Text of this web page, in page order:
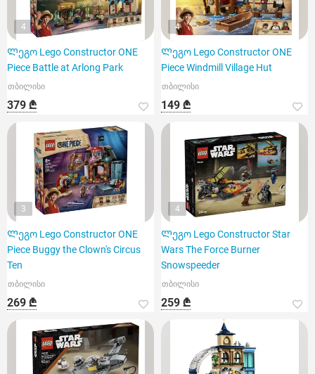
4
Ლეგო Lego Constructor ONE
Piece Battle at Arlong Park
თბილისი
379 ₾
4
Ლეგო Lego Constructor ONE
Piece Windmill Village Hut
თბილისი
149 ₾
3
Ლეგო Lego Constructor ONE
Piece Buggy the Clown's Circus
Ten
თბილისი
269 ₾
4
Ლეგო Lego Constructor Star
Wars The Force Burner
Snowspeeder
თბილისი
259 ₾